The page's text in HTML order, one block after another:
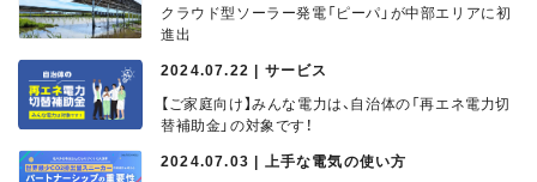
クラウド型ソーラー発電「ピーパ」が中部エリアに初
進出
2024.07.22 | サービス
【ご家庭向け】みんな電力は、自治体の「再エネ電力切
替補助金」の対象です！
2024.07.03 | 上手な電気の使い方